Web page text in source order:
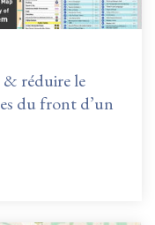
& réduire le
du front d’un